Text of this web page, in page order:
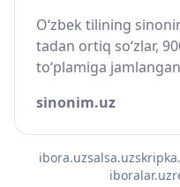
O‘zbek tilining
tadan ortiq so‘zlar,
to‘plamiga
sinonim.uz
ibora.uzsalsa.uz
iboralar.uz